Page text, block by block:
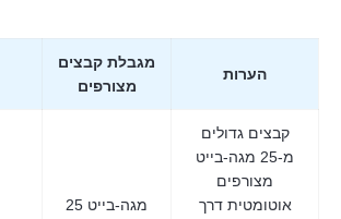
מגבלת קבצים
מצורפים
הערות
25 מגה-בייט
קבצים גדולים
מ-25 מגה-בייט
מצורפים
אוטומטית דרך